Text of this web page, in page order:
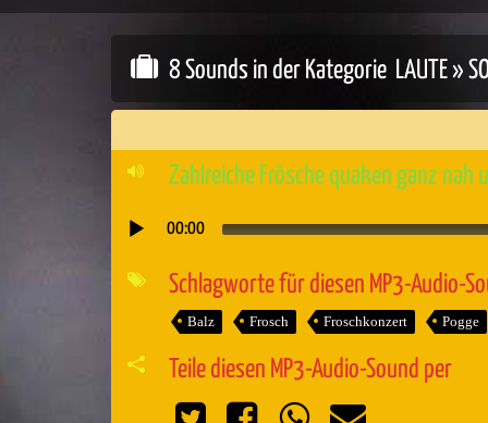
8 Sounds in der Kategorie LAUTE»
Zahlreiche Frösche quaken ganz nah
Audio-
Player
00:00
Schlagworte für diesen MP3-Audio-
Balz Frosch Froschkonzert Pogge
Teile diesen MP3-Audio-Sound per